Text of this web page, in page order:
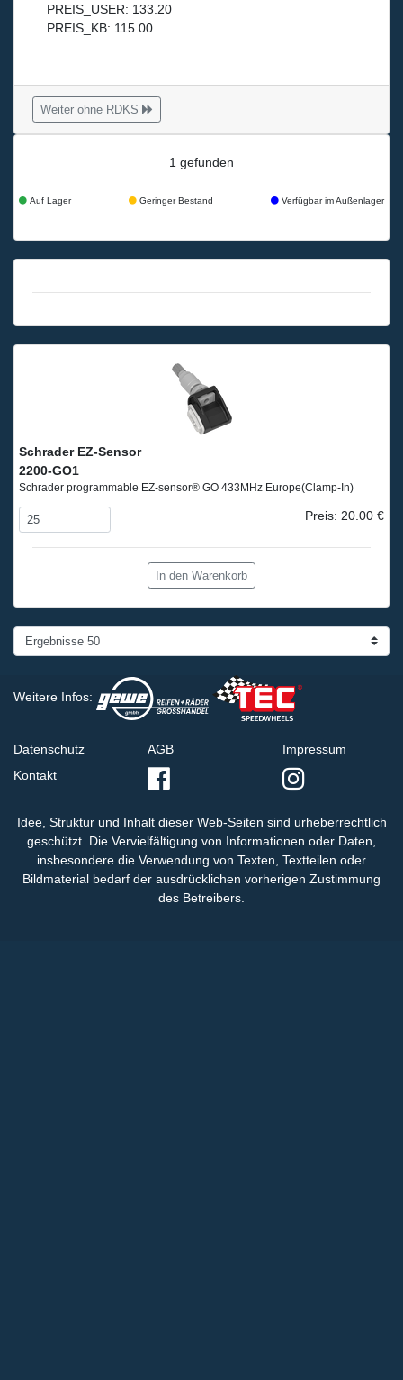
PREIS_USER: 133.20
PREIS_KB: 115.00
Weiter ohne RDKS
1 gefunden
Auf Lager Geringer Bestand Verfügbar im Außenlager
Schrader EZ-Sensor
2200-GO1
Schrader programmable EZ-sensor® GO 433MHz Europe(Clamp-In)
Preis: 20.00 €
In den Warenkorb
Weitere Infos:
Datenschutz
Kontakt
AGB Impressum
Idee, Struktur und Inhalt dieser Web-Seiten sind urheberrechtlich
geschützt. Die Vervielfältigung von Informationen oder Daten,
insbesondere die Verwendung von Texten, Textteilen oder
Bildmaterial bedarf der ausdrücklichen vorherigen Zustimmung
des Betreibers.